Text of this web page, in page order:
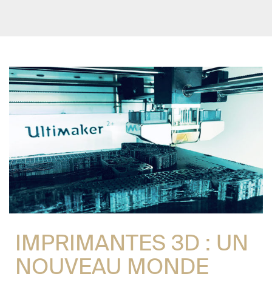
IMPRIMANTES 3D : UN
NOUVEAU MONDE